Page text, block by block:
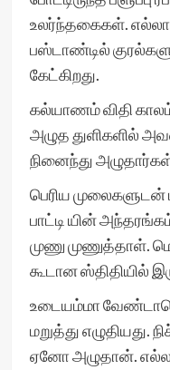
உலர்ந்தகைகள்.
பஸ்டாண்டில்
கேட்கிறது.
கல்யாணம் விதி
அழுத துளிகளில்
நினைந்து
பெரிய முலைகளுடன்
பாட்டி யின்
முணு முணுத்தாள்.
கூடான ஸ்திதியில்
உடையம்மா
மறுத்து எழுதியது.
ஏனோ அழுதான்.